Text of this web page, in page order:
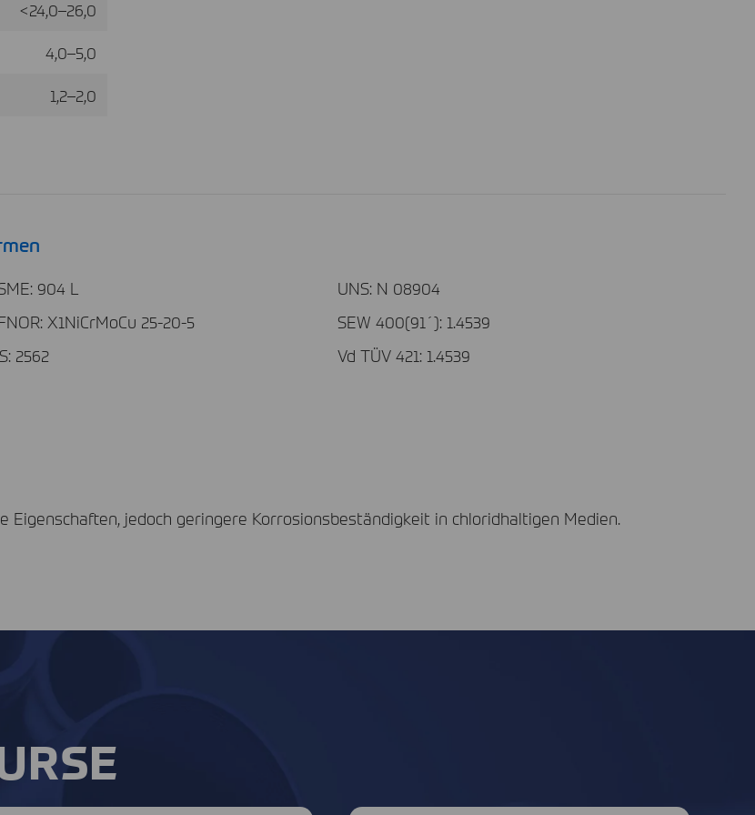
<24,0–26,0
4,0–5,0
1,2–2,0
904 L
X1NiCrMoCu 25-20-5
2562
UNS: N 08904
SEW 400(91´): 1.4539
Vd TÜV 421: 1.4539
Eigenschaften, jedoch geringere Korrosionsbeständigkeit in chloridhaltigen Medien.